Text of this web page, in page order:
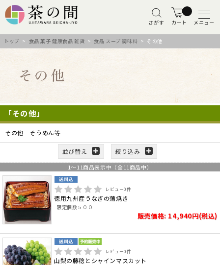
さがす カート メニュー
トップ > 食品 菓子 健康食品 雑貨 >食品 スープ 調味料 > その他
「その他」
その他 そうめん等
並び替え 絞り込み
1～ 11商品表示中（全 11商品中）
レビュー0件
徳用九州産うなぎの蒲焼き
限定個数５００
販売価格: 14,940円(税込)
レビュー0件
山梨の藤稔とシャインマスカット